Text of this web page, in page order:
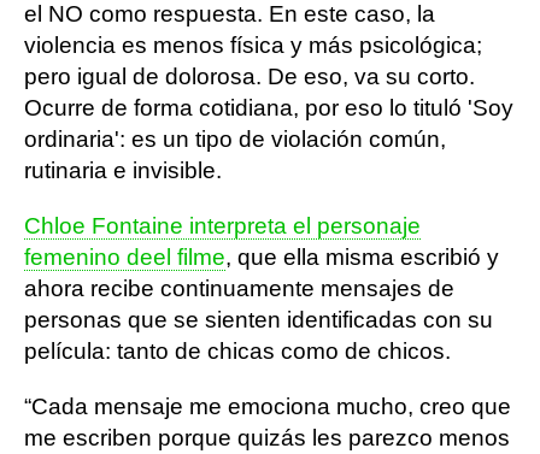
el NO como respuesta. En este caso, la
violencia es menos física y más psicológica;
pero igual de dolorosa. De eso, va su corto.
Ocurre de forma cotidiana, por eso lo tituló 'Soy
ordinaria': es un tipo de violación común,
rutinaria e invisible.
Chloe Fontaine interpreta el personaje
femenino deel filme, que ella misma escribió y
ahora recibe continuamente mensajes de
personas que se sienten identificadas con su
película: tanto de chicas como de chicos.
“Cada mensaje me emociona mucho, creo que
me escriben porque quizás les parezco menos